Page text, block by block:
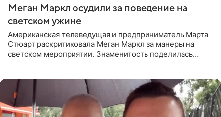
Меган Маркл осудили за поведение на
светском ужине
Американская телеведущая и предприниматель Марта
Стюарт раскритиковала Меган Маркл за манеры на
светском мероприятии. Знаменитость поделилась